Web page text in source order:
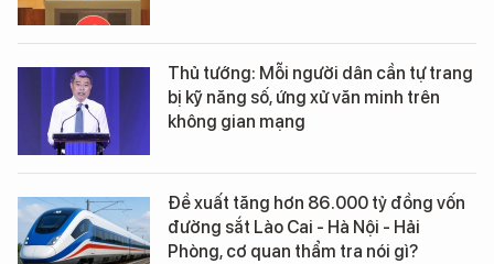
Thủ tướng: Mỗi người dân cần tự trang
bị kỹ năng số, ứng xử văn minh trên
không gian mạng
Đề xuất tăng hơn 86.000 tỷ đồng vốn
đường sắt Lào Cai - Hà Nội - Hải
Phòng, cơ quan thẩm tra nói gì?